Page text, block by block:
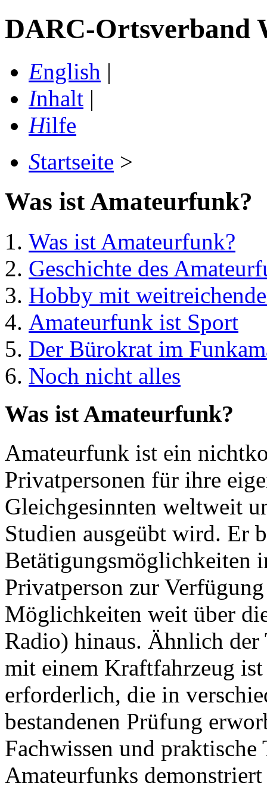
DARC-Ortsverband
English |
Inhalt |
Hilfe
Startseite >
Was ist Amateurfunk?
Was ist Amateurfunk?
Geschichte des
Hobby mit
Amateurfunk ist Sport
Der Bürokrat im
Noch nicht alles
Was ist Amateurfunk?
Amateurfunk ist ein
Privatpersonen für ihre
Gleichgesinnten weltweit
Studien ausgeübt wird. Er
Betätigungsmöglichkeiten
Privatperson zur
Möglichkeiten weit über
Radio) hinaus. Ähnlich
mit einem Kraftfahrzeug
erforderlich, die in
bestandenen Prüfung
Fachwissen und
Amateurfunks demonstriert